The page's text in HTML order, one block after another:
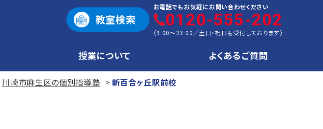
教室検索
お電話でもお気軽にお問い合わせください
0120-555-202
（9:00～23:00／土日・祝日も受付しております）
授業について よくあるご質問
川崎市麻生区の個別指導塾 新百合ヶ丘駅前校